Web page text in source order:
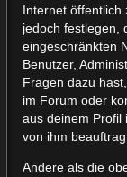
Internet öffentlich
jedoch festlegen,
eingeschränkten
Benutzer,
Fragen dazu
im Forum oder
aus deinem Profil
von ihm
Andere als die